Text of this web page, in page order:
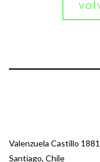
Valenzuela Castillo
Santiago, Chile